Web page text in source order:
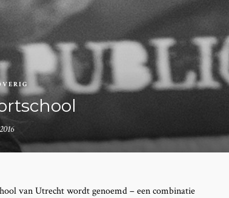
van Utrecht wordt genoemd – een combinatie